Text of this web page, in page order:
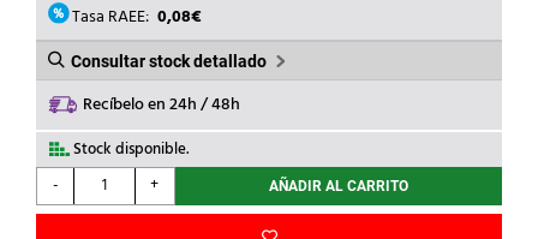
Tasa RAEE: 0,08€
Consultar stock detallado
Recíbelo en 24h / 48h
Stock disponible.
-
ROBLAN
-
+ AÑADIR AL CARRITO